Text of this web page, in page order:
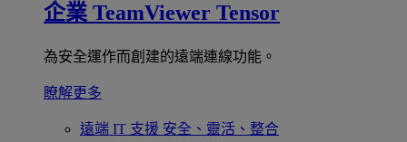
企業 TeamViewer Tensor
為安全運作而創建的遠端連線功能。
瞭解更多
遠端 IT 支援 安全、靈活、整合